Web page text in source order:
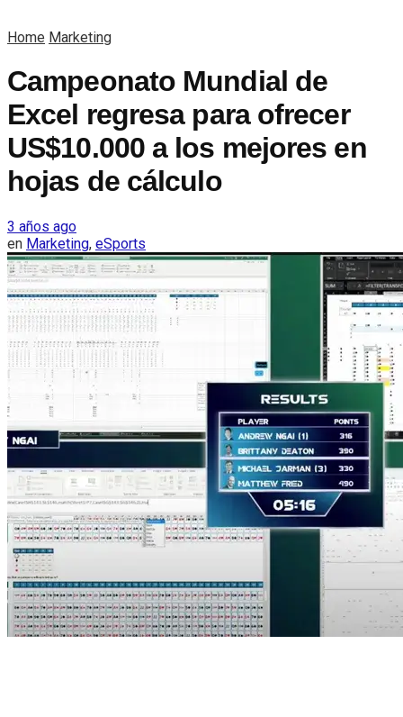
Home Marketing
Campeonato Mundial de
Excel regresa para ofrecer
US$10.000 a los mejores en
hojas de cálculo
3 años ago
en Marketing, eSports